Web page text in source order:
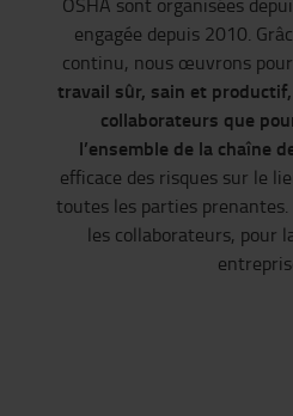
engagée depuis 2010.
continu, nous œuvrons
travail sûr, sain et
collaborateurs que
l’ensemble de la chaîne
efficace des risques sur le
toutes les parties
les collaborateurs, pour